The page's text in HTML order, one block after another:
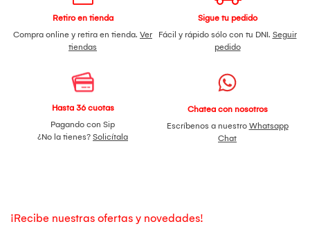
Retiro en tienda
Compra online y retira en tienda. Ver
tiendas
Sigue tu pedido
Fácil y rápido sólo con tu DNI. Seguir
pedido
Hasta 36 cuotas
Pagando con Sip
¿No la tienes? Solicítala
Chatea con nosotros
Escríbenos a nuestro Whatsapp
Chat
¡Recibe nuestras ofertas y novedades!